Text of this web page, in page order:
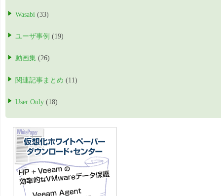
Wasabi (33)
ユーザ事例 (19)
動画集 (26)
関連記事まとめ (11)
User Only (18)